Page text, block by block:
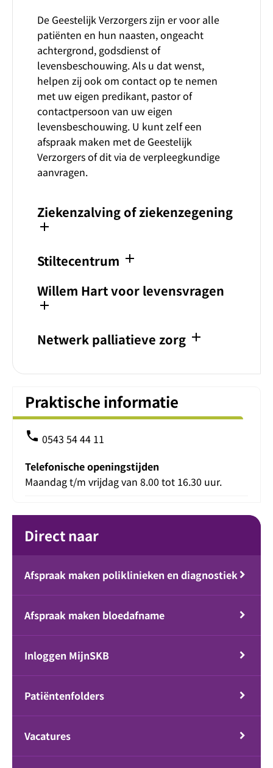
De Geestelijk Verzorgers zijn er voor alle
patiënten en hun naasten, ongeacht
achtergrond, godsdienst of
levensbeschouwing. Als u dat wenst,
helpen zij ook om contact op te nemen
met uw eigen predikant, pastor of
contactpersoon van uw eigen
levensbeschouwing. U kunt zelf een
afspraak maken met de Geestelijk
Verzorgers of dit via de verpleegkundige
aanvragen.
Ziekenzalving of ziekenzegening
add
Stiltecentrum add
Willem Hart voor levensvragen
add
Netwerk palliatieve zorg add
Praktische informatie
phone 0543 54 44 11
Telefonische openingstijden
Maandag t/m vrijdag van 8.00 tot 16.30 uur.
Direct naar
Afspraak maken poliklinieken en diagnostiek
Afspraak maken bloedafname
Inloggen MijnSKB
Patiëntenfolders
Vacatures